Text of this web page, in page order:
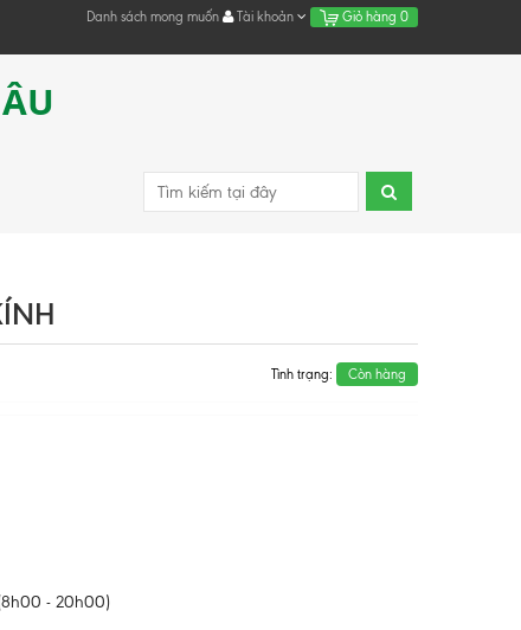
Danh sách mong muốn Tài khoản Giỏ hàng 0
Tình trạng: Còn hàng
- 20h00)